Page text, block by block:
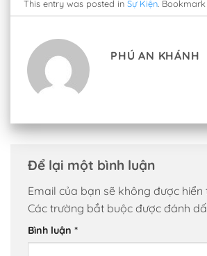
This entry was posted inSự Kiện .
PHÚ AN KHÁNH
Để lại một bình luận
Email của bạn sẽ không được hiển
Các trường bắt buộc được đánh
Bình luận *